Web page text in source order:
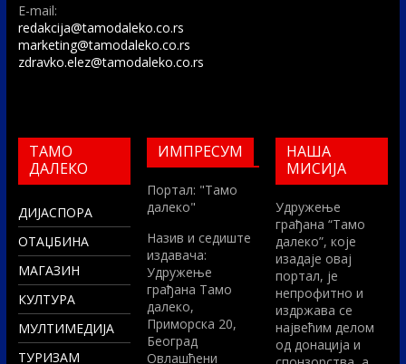
E-mail:
redakcija@tamodaleko.co.rs
marketing@tamodaleko.co.rs
zdravko.elez@tamodaleko.co.rs
ТАМО
ДАЛЕКО
ДИЈАСПОРА
ОТАЏБИНА
МАГАЗИН
КУЛТУРА
МУЛТИМЕДИЈА
ТУРИЗАМ
ИМПРЕСУМ
Портал: "Тамо
далеко"
Назив и седиште
издавача:
Удружење
грађана Тамо
далеко,
Приморска 20,
Београд
Овлашћени
НАША
МИСИЈА
Удружење
грађана “Тамо
далеко”, које
изадаје овај
портал, је
непрофитно и
издржава се
највећим делом
од донација и